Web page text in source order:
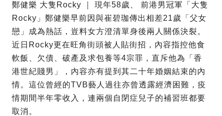
鄭健樂 大隻Rocky ｜ 現年58歲、 前港男冠軍「大隻
Rocky」鄭健樂早前因與崔碧珈傳出相差21歲「父女
戀」成為熱話，豈料女方澄清單身後兩人關係決裂。
近日Rocky更在旺角街頭被人貼街招，內容指控他食
軟飯、欠債、破產及求包養等4宗罪，直斥他為「香
港世紀賤男」，內容亦有提到其二十年婚姻結束的內
情。這位曾經的TVB藝人過往亦曾透露經濟困難，疫
情期間半年零收入，連兩個自閉症兒子的補習班都要
取消。